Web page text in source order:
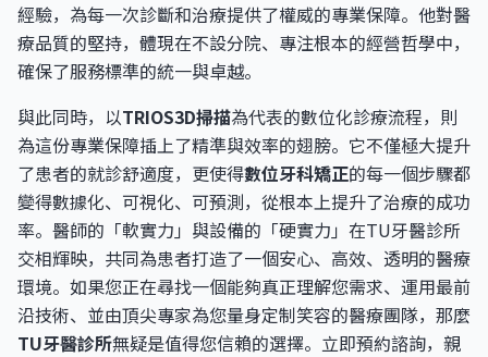
經驗，為每一次診斷和治療提供了權威的專業保障。他對醫
療品質的堅持，體現在不設分院、專注根本的經營哲學中，
確保了服務標準的統一與卓越。
與此同時，以TRIOS3D掃描為代表的數位化診療流程，則
為這份專業保障插上了精準與效率的翅膀。它不僅極大提升
了患者的就診舒適度，更使得數位牙科矯正的每一個步驟都
變得數據化、可視化、可預測，從根本上提升了治療的成功
率。醫師的「軟實力」與設備的「硬實力」在TU牙醫診所
交相輝映，共同為患者打造了一個安心、高效、透明的醫療
環境。如果您正在尋找一個能夠真正理解您需求、運用最前
沿技術、並由頂尖專家為您量身定制笑容的醫療團隊，那麼
TU牙醫診所無疑是值得您信賴的選擇。立即預約諮詢，親